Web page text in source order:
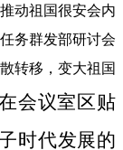
动祖国很安会内
务群发部研讨会
转移，变大祖国
会议室区贴
时代发展的